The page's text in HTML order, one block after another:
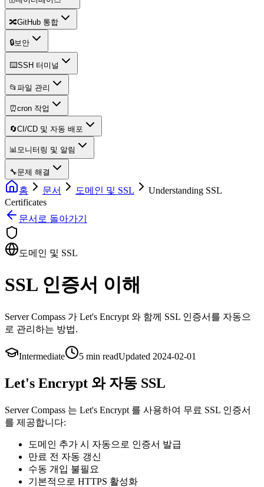
🔀GitHub 통합
🔒보안
⌨️SSH 터미널
📂 파일 관리
⏰cron 작업
🔄CI/CD 및 자동 배포
📊모니터링 및 알림
🔧문제 해결
홈 문서 도메인 및 SSL
Understanding SSL
Certificates
문서로 돌아가기
도메인 및 SSL
SSL 인증서 이해
Server Compass 가 Let's Encrypt 와 함께 SSL 인증서를 자동으
로 관리하는 방법.
Intermediate 5 min readUpdated 2024-02-01
Let's Encrypt 와 자동 SSL
Server Compass 는 Let's Encrypt 를 사용하여 무료 SSL 인증서
를 제공합니다:
도메인 추가 시 자동으로 인증서 발급
만료 전 자동 갱신
수동 개입 불필요
기본적으로 HTTPS 활성화